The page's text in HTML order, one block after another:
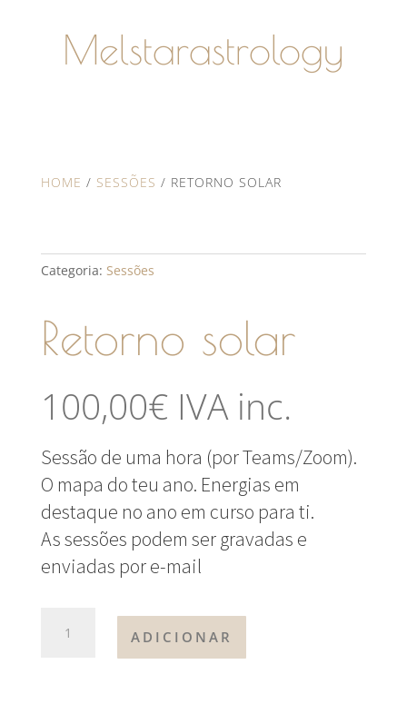
Melstarastrology
HOME / SESSÕES / RETORNO SOLAR
Categoria: Sessões
Retorno solar
100,00€ IVA inc.
Sessão de uma hora (por Teams/Zoom).
O mapa do teu ano. Energias em
destaque no ano em curso para ti.
As sessões podem ser gravadas e
enviadas por e-mail
QUANTIDADE
ADICIONAR